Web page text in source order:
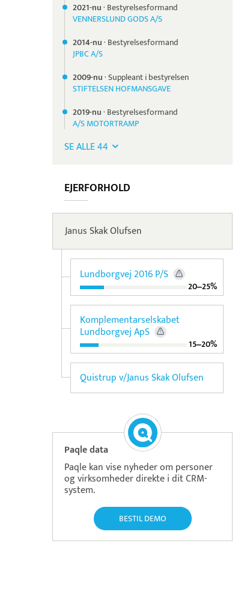
2021-nu· Bestyrelsesformand
VENNERSLUND GODS A/S
2014-nu· Bestyrelsesformand
JPBC A/S
2009-nu·Suppleant i bestyrelsen
STIFTELSEN HOFMANSGAVE
2019-nu· Bestyrelsesformand
A/S MOTORTRAMP
SE ALLE 44
EJERFORHOLD
Janus Skak Olufsen
Lundborgvej 2016 P/S
20‒25%
Komplementarselskabet
Lundborgvej ApS
15‒20%
Quistrup v/Janus Skak Olufsen
Paqle data
Paqle kan vise nyheder om personer
og virksomheder direkte i dit CRM-
system.
BESTIL DEMO